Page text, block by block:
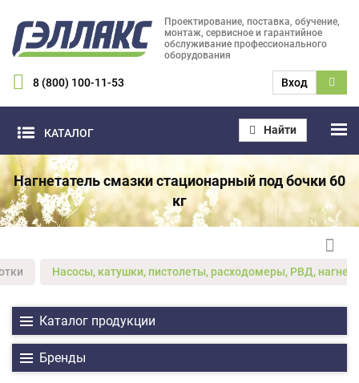
Проектирование, поставка, обучение,
монтаж, сервисное и гарантийное
обслуживание профессионального
оборудования
8 (800) 100-11-53 Вход
КАТАЛОГ Найти
Нагнетатель смазки стационарный под бочки 60
кг
Насосы, катушки, пистолеты, расходомеры, РВД,
Каталог продукции
Бренды